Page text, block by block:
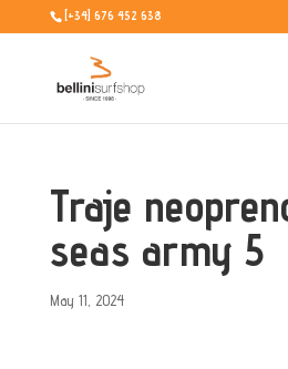
[+34] 676 452 638
Traje
seas army 5
May 11, 2024